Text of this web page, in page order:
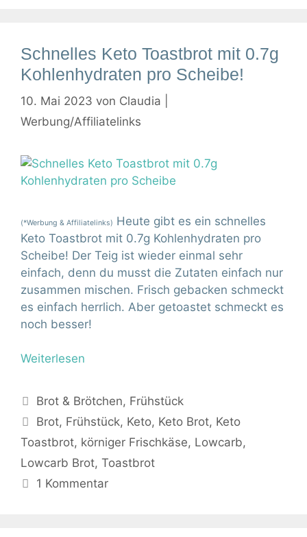
Schnelles Keto Toastbrot mit 0.7g
Kohlenhydraten pro Scheibe!
10. Mai 2023 von Claudia |
Werbung/Affiliatelinks
(*Werbung & Affiliatelinks) Heute gibt es ein schnelles
Keto Toastbrot mit 0.7g Kohlenhydraten pro
Scheibe! Der Teig ist wieder einmal sehr
einfach, denn du musst die Zutaten einfach nur
zusammen mischen. Frisch gebacken schmeckt
es einfach herrlich. Aber getoastet schmeckt es
noch besser!
Weiterlesen
Kategorien
Brot & Brötchen, Frühstück
Schlagwörter
Brot, Frühstück, Keto, Keto Brot, Keto
Toastbrot, körniger Frischkäse, Lowcarb,
Lowcarb Brot, Toastbrot
1 Kommentar